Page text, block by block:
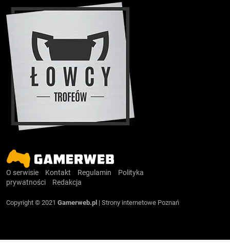
O serwisie Kontakt Regulamin
Polityka
prywatności
Redakcja
Copyright © 2021 Gamerweb.pl | Strony internetowe Poznań